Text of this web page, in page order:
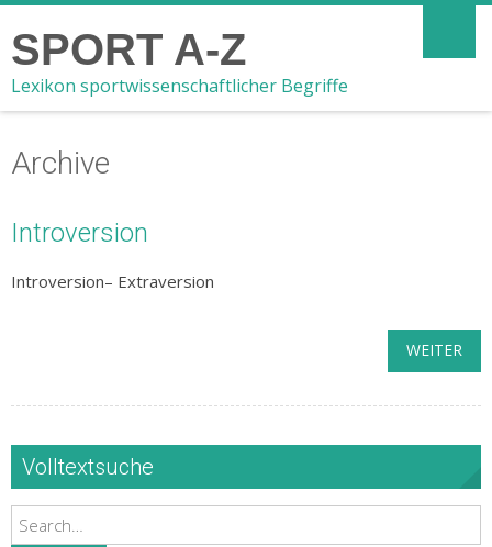
SPORT A-Z
Lexikon sportwissenschaftlicher Begriffe
Archive
Introversion
Introversion– Extraversion
WEITER
Volltextsuche
Search